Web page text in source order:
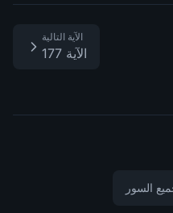
الآية التالية
الآية 177
السور